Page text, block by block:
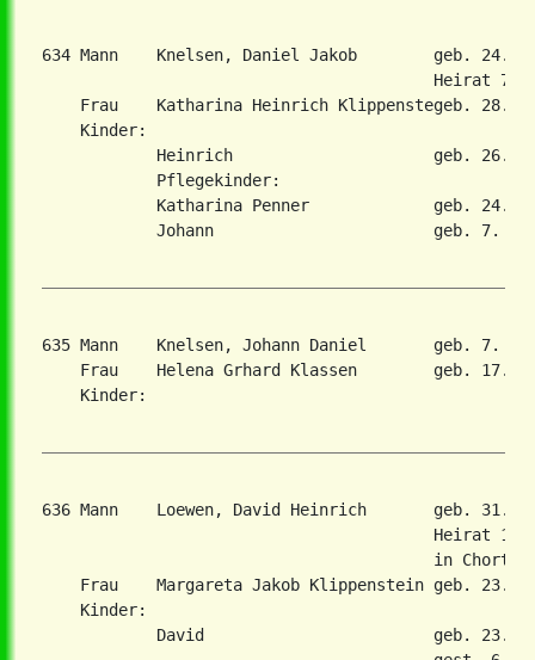
634 Mann    Knelsen, Daniel Jakob        geb. 24.
Heirat 7.
Frau    Katharina Heinrich Klippenstegeb. 28.
    Kinder:
Heinrich                     geb. 26.
            Pflegekinder:
Katharina Penner             geb. 24.
Johann                       geb. 7.
635 Mann    Knelsen, Johann Daniel       geb. 7.
Frau    Helena Grhard Klassen        geb. 17.
    Kinder:
636 Mann    Loewen, David Heinrich       geb. 31.
Heirat
in
Frau    Margareta Jakob Klippenstein geb. 23.
    Kinder:
David                        geb. 23.